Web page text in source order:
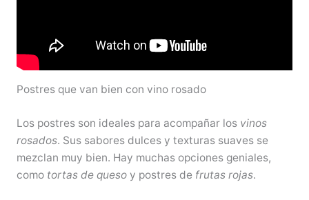
Postres que van bien con vino rosado
Los postres son ideales para acompañar los vinos
rosados. Sus sabores dulces y texturas suaves se
mezclan muy bien. Hay muchas opciones geniales,
como tortas de quesoy postres de frutas rojas.